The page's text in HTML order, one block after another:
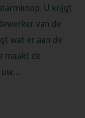
U krijgt
van de
wat er aan de
maakt de